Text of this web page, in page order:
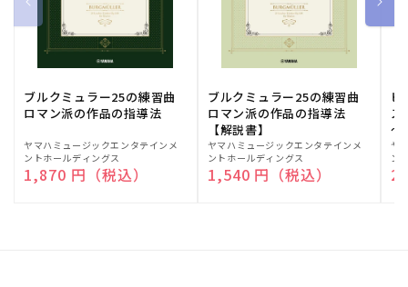
ブルクミュラー25の練習曲
ロマン派の作品の指導法
販
売
元:
ヤマハミュージックエンタテインメ
ントホールディングス
通常価格
1,870 円（税込）
ブルクミュラー25の練習曲
ロマン派の作品の指導法
【解説書】
販
売
元:
ヤマハミュージックエンタテインメ
ントホールディングス
通常価格
1,540 円（税込）
ピ
ス
～
販
売
元:
ヤ
ン